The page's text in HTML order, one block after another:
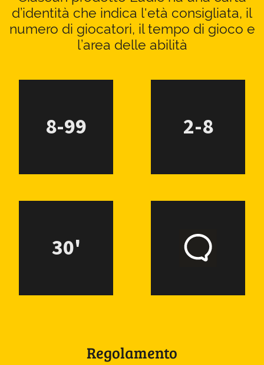
d’identità che indica l'età consigliata, il
numero di giocatori, il tempo di gioco e
l’area delle abilità
8-99 2-8
30'
Regolamento